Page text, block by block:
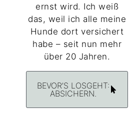
ernst wird. Ich weiß
das, weil ich alle meine
Hunde dort versichert
habe – seit nun mehr
über 20 Jahren.
BEVOR’S LOSGEHT:
ABSICHERN.